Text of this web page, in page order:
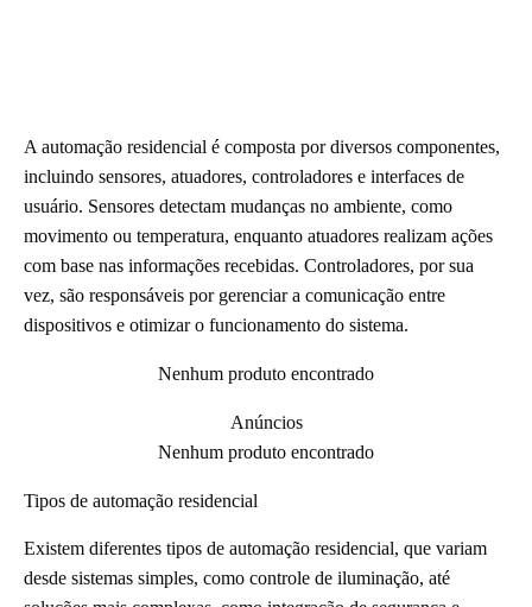
A automação residencial é composta por diversos componentes,
incluindo sensores, atuadores, controladores e interfaces de
usuário. Sensores detectam mudanças no ambiente, como
movimento ou temperatura, enquanto atuadores realizam ações
com base nas informações recebidas. Controladores, por sua
vez, são responsáveis por gerenciar a comunicação entre
dispositivos e otimizar o funcionamento do sistema.
Nenhum produto encontrado
Anúncios
Nenhum produto encontrado
Tipos de automação residencial
Existem diferentes tipos de automação residencial, que variam
desde sistemas simples, como controle de iluminação, até